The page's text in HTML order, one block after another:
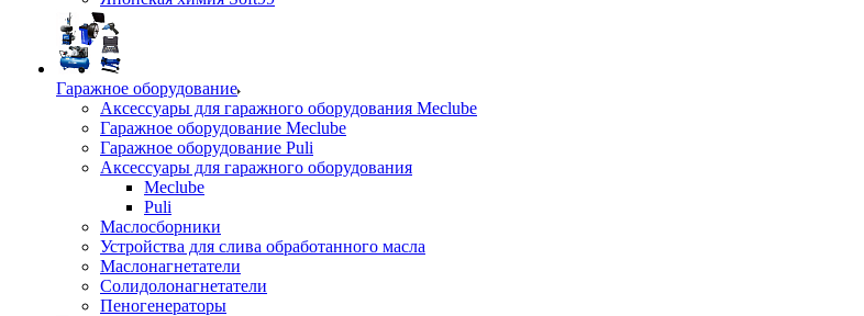
Гаражное оборудование
Аксессуары для гаражного оборудования Meclube
Гаражное оборудование Meclube
Гаражное оборудование Puli
Аксессуары для гаражного оборудования
Meclube
Puli
Маслосборники
Устройства для слива обработанного масла
Маслонагнетатели
Солидолонагнетатели
Пеногенераторы